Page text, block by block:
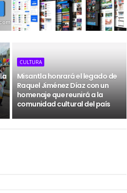
CULTURA
Misantla honrará el legado de
Raquel Jiménez Díaz con un
homenaje que reunirá a la
comunidad cultural del país